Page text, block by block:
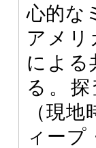
心的な
アメリ
による
る。探
（現
ィープ